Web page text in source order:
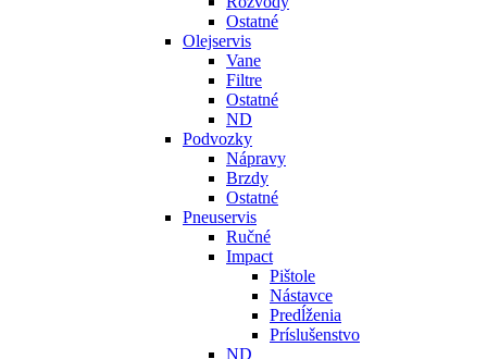
Ostatné
Olejservis
Vane
Filtre
Ostatné
ND
Podvozky
Nápravy
Brzdy
Ostatné
Pneuservis
Ručné
Impact
Pištole
Nástavce
Predĺženia
Príslušenstvo
ND